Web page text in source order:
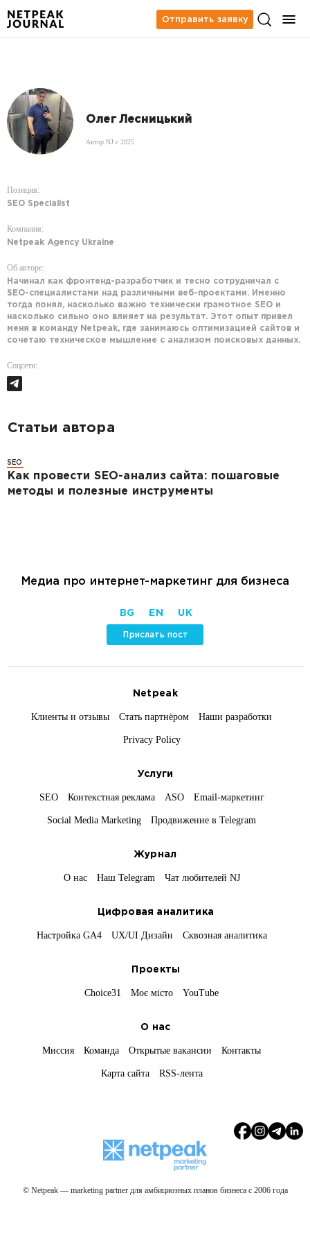
Отправить заявку
Олег Лесницький
Автор NJ c 2025
Позиция:
SEO Specialist
Компания:
Netpeak Agency Ukraine
Об авторе:
Начинал как фронтенд-разработчик и тесно сотрудничал с
SEO-специалистами над различными веб-проектами. Именно
тогда понял, насколько важно технически грамотное SEO и
насколько сильно оно влияет на результат. Этот опыт привел
меня в команду Netpeak, где занимаюсь оптимизацией сайтов и
сочетаю техническое мышление с анализом поисковых данных.
Соцсети:
Статьи автора
SEO
Как провести SEO-анализ сайта: пошаговые
методы и полезные инструменты
Медиа про интернет-маркетинг для бизнеса
BG EN UK
Прислать пост
Netpeak
Клиенты и отзывы Стать партнёром Наши разработки
Privacy Policy
Услуги
SEO Контекстная реклама ASO Email-маркетинг
Social Media Marketing Продвижение в Telegram
Журнал
О нас Наш Telegram Чат любителей NJ
Цифровая аналитика
Настройка GA4 UX/UI Дизайн Сквозная аналитика
Проекты
Choice31 Моє місто YouTube
О нас
Миссия Команда Открытые вакансии Контакты
Карта сайта RSS-лента
© Netpeak — marketing partner для амбициозных планов бизнеса с 2006 года